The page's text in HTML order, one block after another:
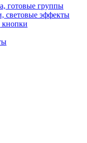
готовые группы
световые эффекты
кнопки